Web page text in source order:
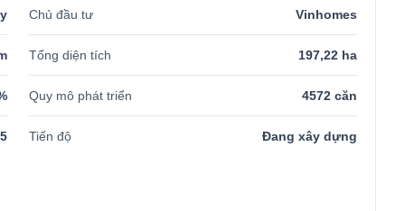
Chủ đầu tư Vinhomes
Tổng diện tích 197,22 ha
Quy mô phát triển 4572 căn
Tiến độ Đang xây dựng